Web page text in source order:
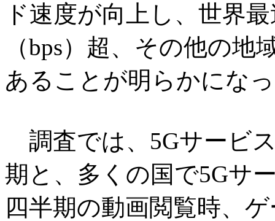
ド速度が向上し、世界
（bps）超、その他の
あることが明らかにな
調査では、5Gサービ
期と、多くの国で5Gサ
四半期の動画閲覧時、